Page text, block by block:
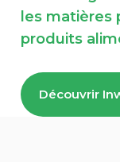
les matières
produits
Découvrir